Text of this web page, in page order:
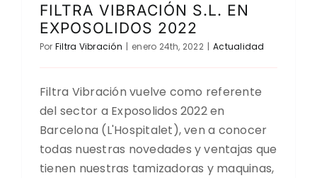
FILTRA VIBRACIÓN S.L. EN
EXPOSOLIDOS 2022
Por Filtra Vibración | enero 24th, 2022 | Actualidad
Filtra Vibración vuelve como referente
del sector a Exposolidos 2022 en
Barcelona (L'Hospitalet), ven a conocer
todas nuestras novedades y ventajas que
tienen nuestras tamizadoras y maquinas,